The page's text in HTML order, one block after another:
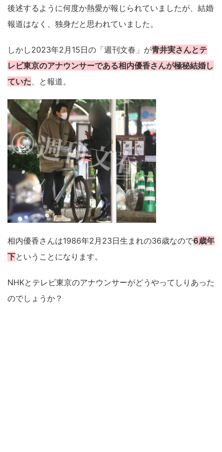
後述するように何度か熱愛が報じられていましたが、結婚
報道はなく、独身だと思われていました。
しかし2023年2月15日の「週刊文春」が青井実さんとテ
レビ東京のアナウンサーである相内優香さんが極秘結婚し
ていた、と報道。
相内優香さんは1986年2月23日生まれの36歳なので6歳年
下ということになります。
NHKとテレビ東京のアナウンサーがどうやってしりあった
のでしょうか？